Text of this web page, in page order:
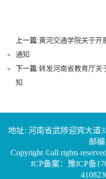
上一篇:黄河交通学院关于开
通知
下一篇:转发河南省教育厅关
知
地址: 河南省武陟迎宾大道
邮
Copyright ©all rights
ICP备案：豫ICP备